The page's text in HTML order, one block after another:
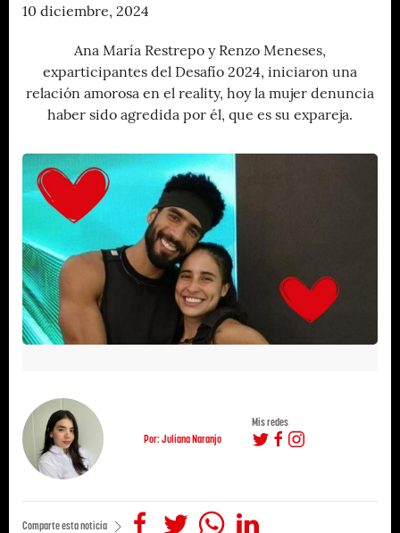
10 diciembre, 2024
Ana María Restrepo y Renzo Meneses,
exparticipantes del Desafío 2024, iniciaron una
relación amorosa en el reality, hoy la mujer denuncia
haber sido agredida por él, que es su expareja.
Por: Juliana Naranjo
Mis redes
Comparte esta noticia